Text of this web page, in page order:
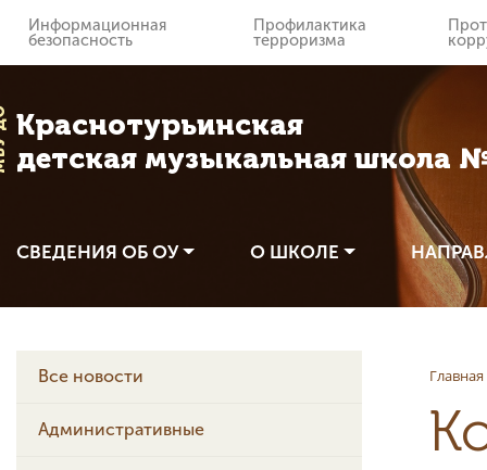
Информационная
безопасность
Профилактика
терроризма
Краснотурьинская
детская музыкальная школа
СВЕДЕНИЯ ОБ ОУ О ШКОЛЕ
Главная
Все новости
Административные